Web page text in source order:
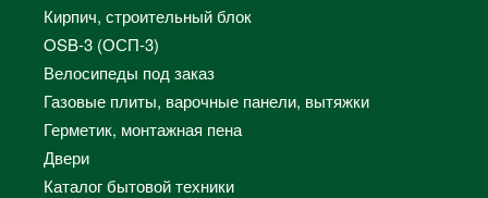
Кирпич, строительный блок
OSB-3 (ОСП-3)
Велосипеды под заказ
Газовые плиты, варочные панели, вытяжки
Герметик, монтажная пена
Двери
Каталог бытовой техники